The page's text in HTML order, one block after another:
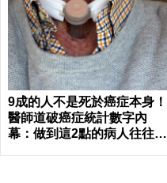
9成的人不是死於癌症本身！
醫師道破癌症統計數字內
幕：做到這2點的病人往往活